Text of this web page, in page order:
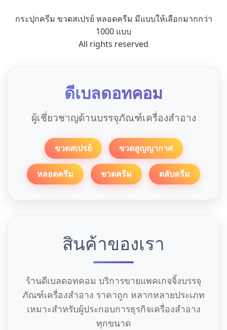
กระปุกครีม ขวดสเปรย์ หลอดครีม มีแบบให้เลือกมากกว่า
1000 แบบ
All rights reserved
ดีเบลดอทคอม
ผู้เชี่ยวชาญด้านบรรจุภัณฑ์เครื่องสำอาง
ขวดสเปรย์ ขวดสูญญากาศ
หลอดครีม ขวดครีม ตลับครีม
สินค้าของเรา
ร้านดีเบลดอทคอม บริการขายแพคเกจจิ้งบรรจุ
ภัณฑ์เครื่องสำอาง ราคาถูก หลากหลายประเภท
เหมาะสำหรับผู้ประกอบการธุรกิจเครื่องสำอาง
ทุกขนาด